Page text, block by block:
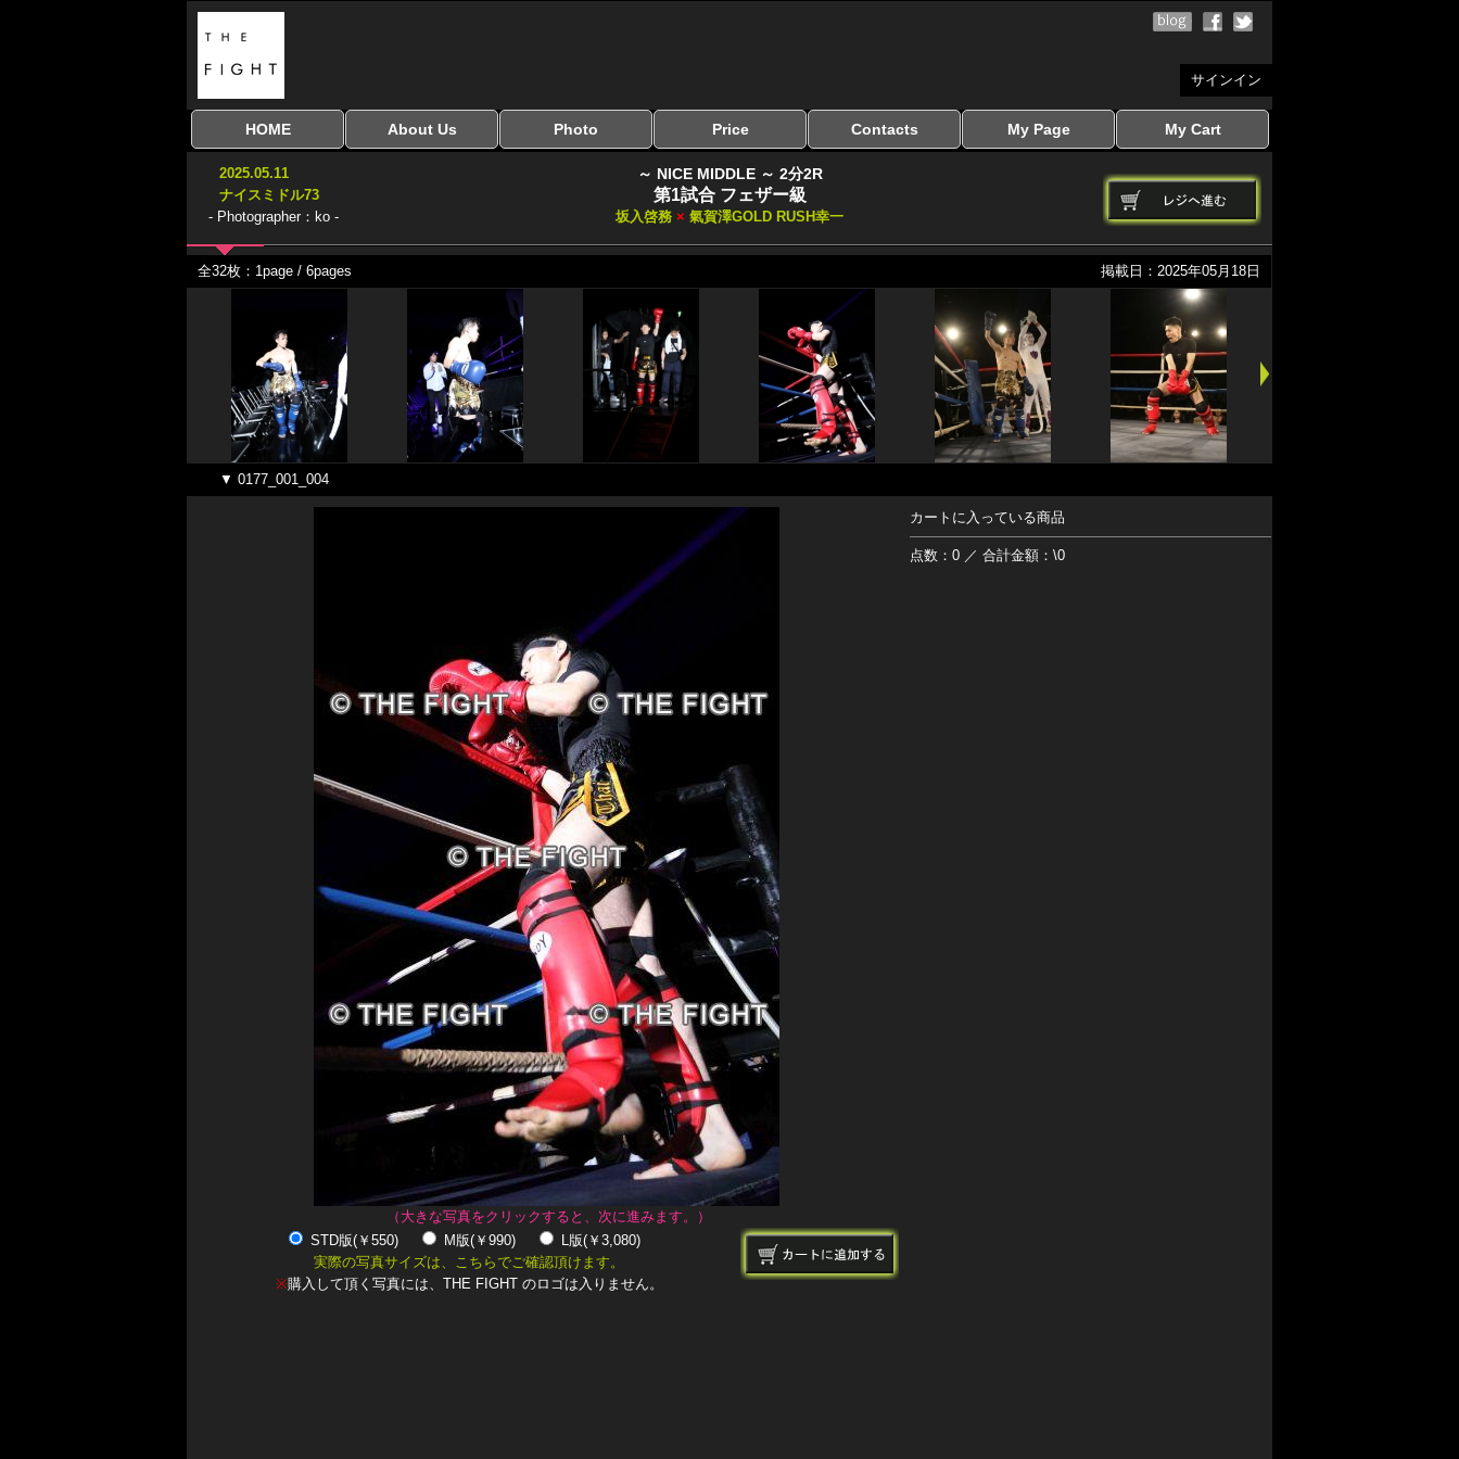
サインイン
HOME
全興行を表示
ナイスミドル
アマチュアキック
協議会
全日本学生キック
建武館キッズ大会
Bigbang
おやじファイト
About Us Photo Price
料金
お支払い方法
Contacts My Page My Cart
カートを見る
2025.05.11
ナイスミドル73
- Photographer：ko -
～ NICE MIDDLE ～ 2分2R
第1試合 フェザー級
坂入啓務 × 氣賀澤GOLD RUSH幸一
全32枚：1page / 6pages 掲載日：2025年05月18日
▼ 0177_001_004
（大きな写真をクリックすると、次に進みます。）
STD版(￥550)
M版(￥990)
L版(￥3,080)
実際の写真サイズは、こちらでご確認頂けます。
※購入して頂く写真には、THE FIGHT のロゴは入りません。
カートに入っている商品
点数：0 ／ 合計金額：\0